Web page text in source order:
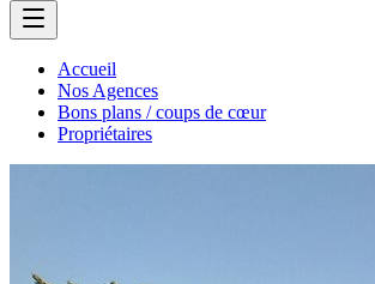
Accueil
Nos Agences
Bons plans / coups de cœur
Propriétaires